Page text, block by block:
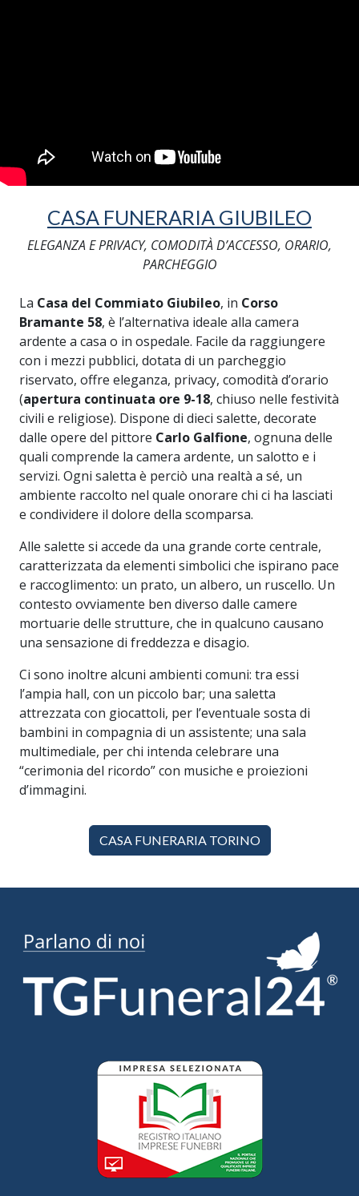
CASA FUNERARIA GIUBILEO
ELEGANZA E PRIVACY, COMODITÀ D’ACCESSO, ORARIO,
PARCHEGGIO
La Casa del Commiato Giubileo, in Corso
Bramante 58, è l’alternativa ideale alla camera
ardente a casa o in ospedale. Facile da raggiungere
con i mezzi pubblici, dotata di un parcheggio
riservato, offre eleganza, privacy, comodità d’orario
(apertura continuata ore 9-18, chiuso nelle festività
civili e religiose). Dispone di dieci salette, decorate
dalle opere del pittore Carlo Galfione, ognuna delle
quali comprende la camera ardente, un salotto e i
servizi. Ogni saletta è perciò una realtà a sé, un
ambiente raccolto nel quale onorare chi ci ha lasciati
e condividere il dolore della scomparsa.
Alle salette si accede da una grande corte centrale,
caratterizzata da elementi simbolici che ispirano pace
e raccoglimento: un prato, un albero, un ruscello. Un
contesto ovviamente ben diverso dalle camere
mortuarie delle strutture, che in qualcuno causano
una sensazione di freddezza e disagio.
Ci sono inoltre alcuni ambienti comuni: tra essi
l’ampia hall, con un piccolo bar; una saletta
attrezzata con giocattoli, per l’eventuale sosta di
bambini in compagnia di un assistente; una sala
multimediale, per chi intenda celebrare una
“cerimonia del ricordo” con musiche e proiezioni
d’immagini.
CASA FUNERARIA TORINO